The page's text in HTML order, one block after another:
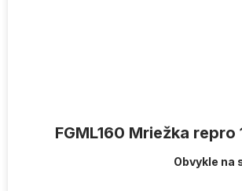
FGML160 Mriežka repro
Obvykle na